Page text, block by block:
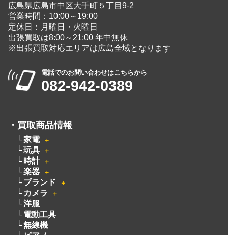
広島県広島市中区大手町５丁目9-2
営業時間：10:00～19:00
定休日：月曜日・火曜日
出張買取は8:00～21:00 年中無休
※出張買取対応エリアは広島全域となります
電話でのお問い合わせはこちらから
082-942-0389
・ 買取商品情報
家電 ＋
玩具 ＋
時計 ＋
楽器 ＋
ブランド ＋
カメラ ＋
洋服
電動工具
無線機